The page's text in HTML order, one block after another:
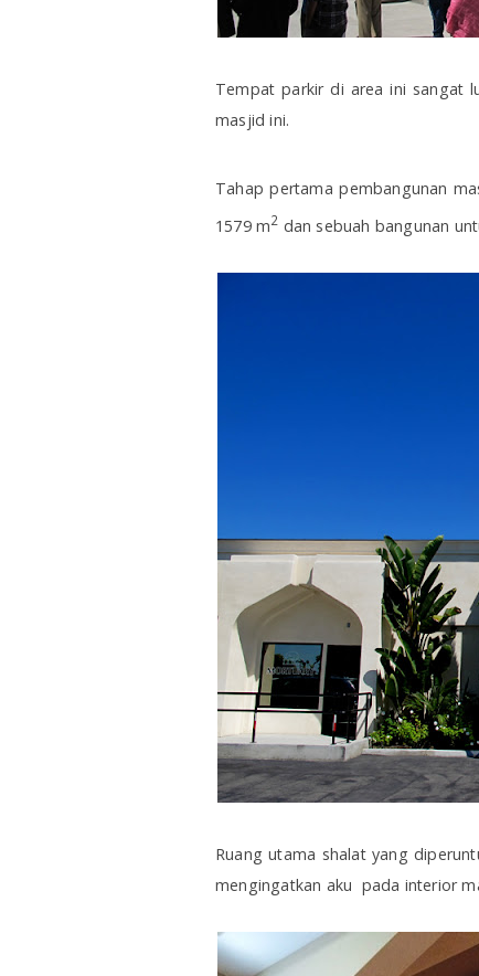
Tempat parkir di area ini sangat
masjid ini.
Tahap pertama pembangunan
1579 m2 dan sebuah bangunan
Ruang utama shalat yang
mengingatkan aku pada interior